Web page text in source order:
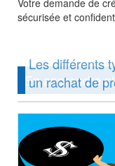
Votre demande de
sécurisée et
En apprendre
Les différents
un rachat de